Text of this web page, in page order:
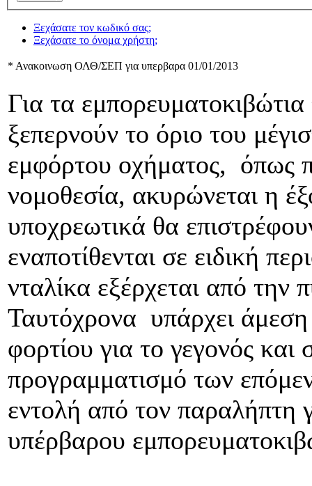
Ξεχάσατε τον κωδικό σας;
Ξεχάσατε το όνομα χρήστη;
* Ανακοινωση ΟΛΘ/ΣΕΠ για υπερβαρα 01/01/2013
Για τα
ξεπερνούν το όριο του
εμφόρτου οχήματος, όπως
νομοθεσία, ακυρώνεται η
υποχρεωτικά θα
εναποτίθενται σε ειδική
νταλίκα εξέρχεται από την
Ταυτόχρονα υπάρχει
φορτίου για το γεγονός και
προγραμματισμό των
εντολή από τον παραλήπτη
υπέρβαρου